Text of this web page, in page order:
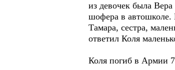
из девочек была
шофера в
Тамара, сестра,
ответил Коля
Коля погиб в Армии